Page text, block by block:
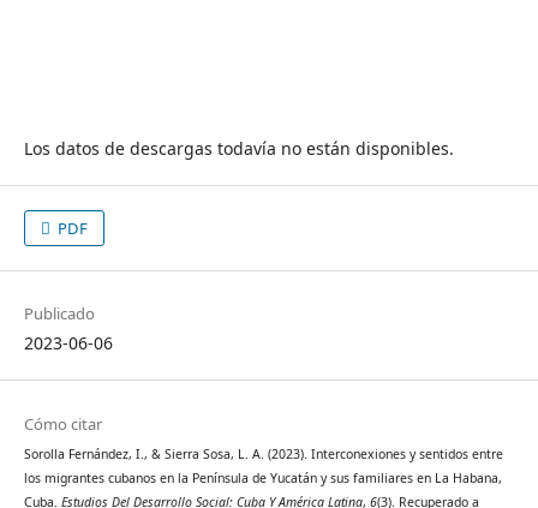
Los datos de descargas todavía no están disponibles.
PDF
Publicado
2023-06-06
Cómo citar
Sorolla Fernández, I., & Sierra Sosa, L. A. (2023). Interconexiones y sentidos entre
los migrantes cubanos en la Península de Yucatán y sus familiares en La Habana,
Cuba. Estudios Del Desarrollo Social: Cuba Y América Latina, 6(3). Recuperado a